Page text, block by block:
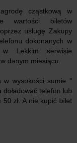
cząstkową w
wartości biletów
usługę Zakupy
dokonanych w
Lekkim serwisie
danym miesiącu.
w wysokości sumie "
telefon lub
zł. A nie kupić bilet